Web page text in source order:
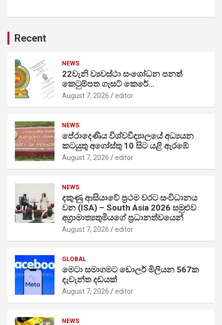
Recent
NEWS
22වැනි ව්‍යවස්ථා සංශෝධන පනත්
කෙටුම්පත ගැසට් කෙරේ…
August 7, 2026 editor
NEWS
පේරාදෙණිය විශ්වවිද්‍යාලයේ අධ්‍යයන
කටයුතු අගෝස්තු 10 සිට යළි ඇරඹේ
August 7, 2026 editor
NEWS
දකුණු ආසියාවේ ප්‍රථම වරට සංවිධානය
වන (ISA) – South Asia 2026 සමුළුව
අග්‍රාමාත්‍යතුමියගේ ප්‍රධානත්වයෙන්
August 7, 2026 editor
GLOBAL
මෙටා සමාගමට ඩොලර් මිලියන 567ක
දැවැන්ත දඩයක්
August 7, 2026 editor
NEWS